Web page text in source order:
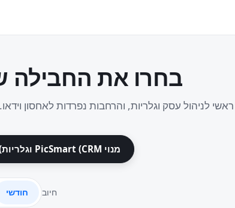
בחרו את החבילה
ראשי לניהול עסק וגלריות, והרחבות נפרדות לאחסון
מנוי PicSmart (CRM וגלריות)
חיוב חודשי